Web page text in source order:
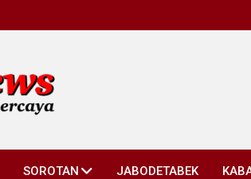
SOROTAN JABODETABEK